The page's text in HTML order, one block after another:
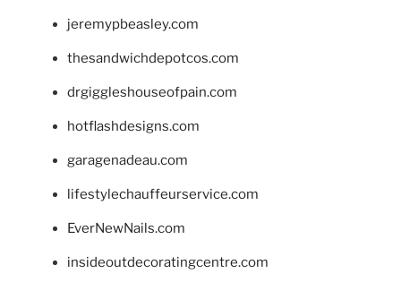
jeremypbeasley.com
thesandwichdepotcos.com
drgiggleshouseofpain.com
hotflashdesigns.com
garagenadeau.com
lifestylechauffeurservice.com
EverNewNails.com
insideoutdecoratingcentre.com